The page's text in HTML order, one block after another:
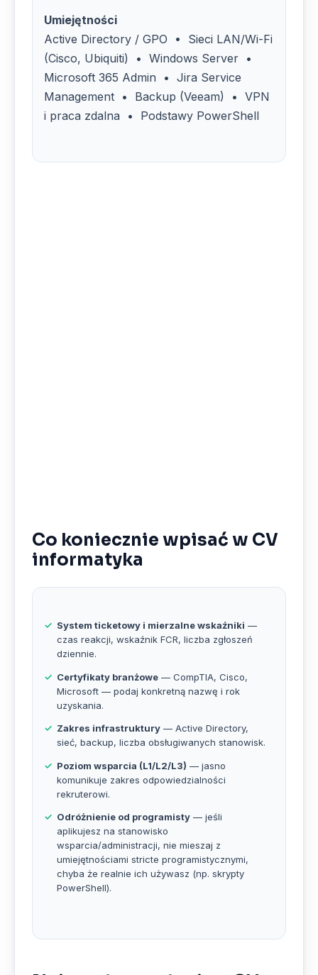
Umiejętności
Active Directory / GPO • Sieci LAN/Wi-Fi
(Cisco, Ubiquiti) • Windows Server •
Microsoft 365 Admin • Jira Service
Management • Backup (Veeam) • VPN
i praca zdalna • Podstawy PowerShell
Co koniecznie wpisać w CV
informatyka
System ticketowy i mierzalne wskaźniki —
czas reakcji, wskaźnik FCR, liczba zgłoszeń
dziennie.
Certyfikaty branżowe — CompTIA, Cisco,
Microsoft — podaj konkretną nazwę i rok
uzyskania.
Zakres infrastruktury — Active Directory,
sieć, backup, liczba obsługiwanych stanowisk.
Poziom wsparcia (L1/L2/L3) — jasno
komunikuje zakres odpowiedzialności
rekruterowi.
Odróżnienie od programisty — jeśli
aplikujesz na stanowisko
wsparcia/administracji, nie mieszaj z
umiejętnościami stricte programistycznymi,
chyba że realnie ich używasz (np. skrypty
PowerShell).